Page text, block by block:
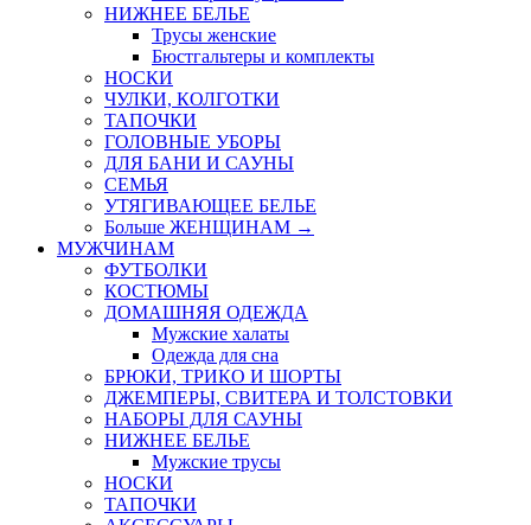
НИЖНЕЕ БЕЛЬЕ
Трусы женские
Бюстгальтеры и комплекты
НОСКИ
ЧУЛКИ, КОЛГОТКИ
ТАПОЧКИ
ГОЛОВНЫЕ УБОРЫ
ДЛЯ БАНИ И САУНЫ
СЕМЬЯ
УТЯГИВАЮЩЕЕ БЕЛЬЕ
Больше ЖЕНЩИНАМ →
МУЖЧИНАМ
ФУТБОЛКИ
КОСТЮМЫ
ДОМАШНЯЯ ОДЕЖДА
Мужские халаты
Одежда для сна
БРЮКИ, ТРИКО И ШОРТЫ
ДЖЕМПЕРЫ, СВИТЕРА И ТОЛСТОВКИ
НАБОРЫ ДЛЯ САУНЫ
НИЖНЕЕ БЕЛЬЕ
Мужские трусы
НОСКИ
ТАПОЧКИ